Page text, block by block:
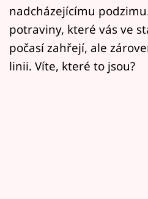
Sledujte nás
nadcházejícímu
potraviny, které vás ve
počasí zahřejí, ale
linii. Víte, které to jsou?